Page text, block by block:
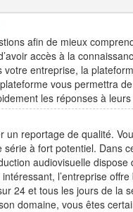
afin de mieux
accès à la
entreprise, la
vous permettra
les réponses à
reportage de qualité.
à fort potentiel. Dans
audiovisuelle dispose
l’entreprise
24 et tous les jours de la
domaine, vous êtes